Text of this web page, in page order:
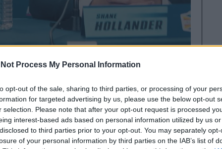
Not Process My Personal Information
opt-out of the sale, sharing to third parties, or processing of your
for targeted advertising by us, please use the below opt-out
selection. Please note that after your opt-out request is processed
interest-based ads based on personal information utilized by us
to third parties prior to your opt-out. You may separately
of your personal information by third parties on the IAB’s list of
υλικό, το σινεμά και η
φαντασιώσεις έπαιρναν σάρκα
τελευταία δείχνει σημάδια δυναμικής
σειράς Τζέικομπ Τίρνιμας θυμίζει πώς
μια πλοκή που δεν εξαντλείται στο
παίζουν καθοριστικό ρόλο για την έξαψη